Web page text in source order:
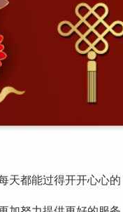
天都能过得开开心心的